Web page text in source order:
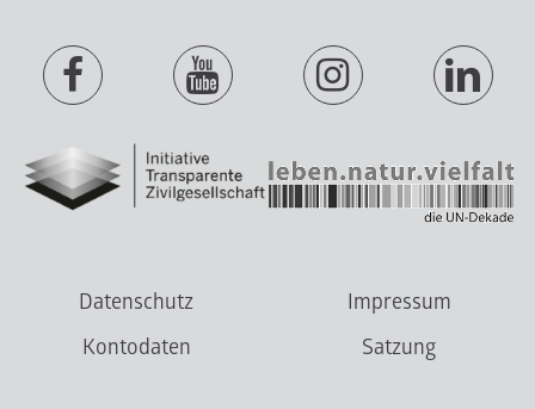
Datenschutz
Impressum
Kontodaten
Satzung